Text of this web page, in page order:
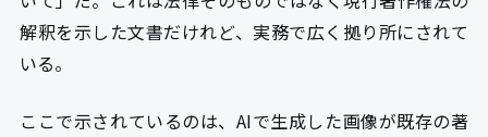
解釈を示した文書だけれど、実務で広く拠り所にされて
いる。
ここで示されているのは、AIで生成した画像が既存の著